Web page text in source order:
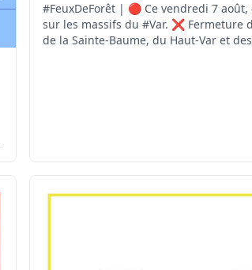
#FeuxDeForêt | 🔴 Ce vendredi 7
sur les massifs du #Var. ❌ Fermeture des massifs
de la Sainte-Baume, du Haut-Var et